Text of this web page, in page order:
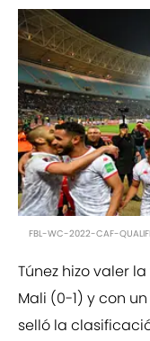
FBL-WC-2022-CAF-
Túnez hizo valer
Mali (0-1) y con
selló la